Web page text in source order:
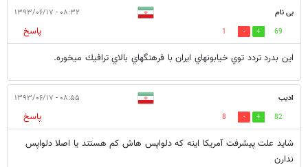
بی نام ۰۸:۳۲ - ۱۳۹۳/۰۶/۱۷
69
1
پاسخ
اين بدرد تردد توي خيابونهاي ايران با فرهنگهاي بالاي ترافيك ميخوره.
ادیب ۰۸:۵۵ - ۱۳۹۳/۰۶/۱۷
82
8
پاسخ
شاید علت پیشرفت آمریکا اینه که دلواپس هاش کم هستند یا اصلا دلواپس
ندارن